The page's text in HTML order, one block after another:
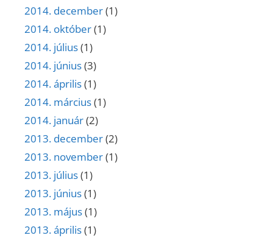
2014. december(1)
2014. október(1)
2014. július(1)
2014. június(3)
2014. április(1)
2014. március(1)
2014. január(2)
2013. december(2)
2013. november(1)
2013. július(1)
2013. június(1)
2013. május(1)
2013. április(1)